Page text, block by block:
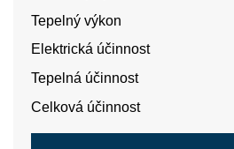
Tepelný výkon
Elektrická účinnost
Tepelná účinnost
Celková účinnost